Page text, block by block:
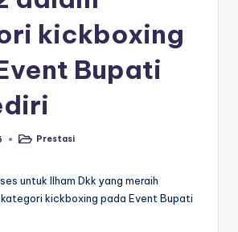
kickboxing
Bupati
PostedPrestasi
untuk Ilham Dkk yang meraih
kategori kickboxing pada Event Bupati